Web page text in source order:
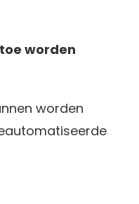
worden
worden